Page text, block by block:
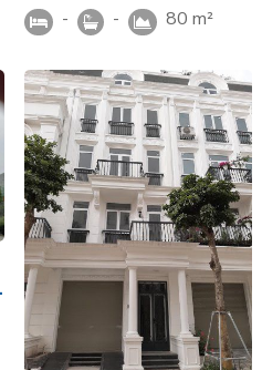
- - 80 m²